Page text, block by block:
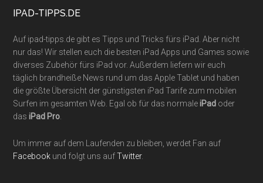
IPAD-TIPPS.DE
Auf ipad-tipps.de gibt es Tipps und Tricks fürs iPad. Aber nicht
nur das! Wir stellen euch die besten iPad Apps und Games sowie
diverses Zubehör fürs iPad vor. Außerdem liefern wir euch
täglich brandheiße News rund um das Apple Tablet und haben
die größte Übersicht der günstigsten iPad Tarife zum mobilen
Surfen im gesamten Web. Egal ob für das normaleiPad oder
dasiPad Pro
Um immer auf dem Laufenden zu bleiben, werdet Fan auf
Facebook und folgt uns aufTwitter.